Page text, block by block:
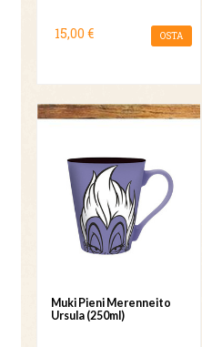
15,00 € OSTA
Muki Pieni Merenneito
Ursula (250ml)